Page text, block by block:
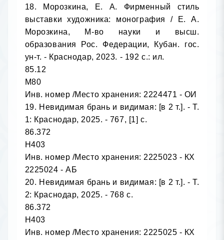
18. Морозкина, Е. А. Фирменный стиль
выставки художника: монография / Е. А.
Морозкина, М-во науки и высш.
образования Рос. Федерации, Кубан. гос.
ун-т. - Краснодар, 2023. - 192 с.: ил.
85.12
М80
Инв. номер /Место хранения: 2224471 - ОИ
19. Невидимая брань и видимая: [в 2 т.]. - Т.
1: Краснодар, 2025. - 767, [1] с.
86.372
Н403
Инв. номер /Место хранения: 2225023 - КХ
2225024 - АБ
20. Невидимая брань и видимая: [в 2 т.]. - Т.
2: Краснодар, 2025. - 768 с.
86.372
Н403
Инв. номер /Место хранения: 2225025 - КХ